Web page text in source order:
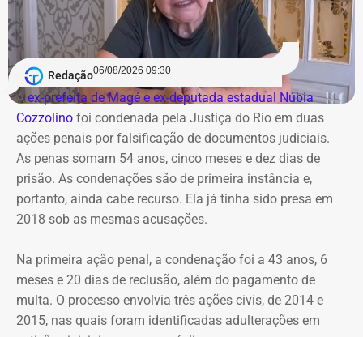
Cortes na Ciência e Tecnologia
Redação06/08/2026 09:30
Aex-prefeita de Magé e ex-deputada estadual Núbia
Cozzolino foi condenada pela Justiça do Rio em duas
ações penais por falsificação de documentos judiciais.
As penas somam 54 anos, cinco meses e dez dias de
prisão. As condenações são de primeira instância e,
portanto, ainda cabe recurso. Ela já tinha sido presa em
2018 sob as mesmas acusações.
Na primeira ação penal, a condenação foi a 43 anos, 6
meses e 20 dias de reclusão, além do pagamento de
multa. O processo envolvia três ações civis, de 2014 e
2015, nas quais foram identificadas adulterações em